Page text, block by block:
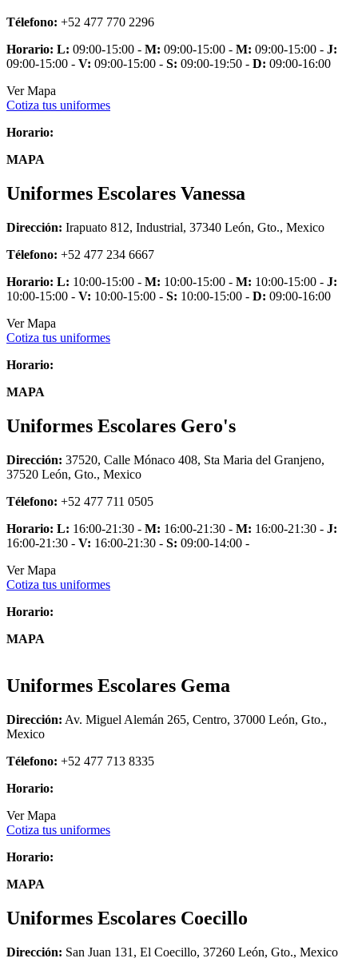
Télefono: +52 477 770 2296
Horario: L: 09:00-15:00 - M: 09:00-15:00 - M: 09:00-15:00 - J:
09:00-15:00 - V: 09:00-15:00 - S: 09:00-19:50 - D: 09:00-16:00
Ver Mapa
Cotiza tus uniformes
Horario:
MAPA
Uniformes Escolares Vanessa
Dirección: Irapuato 812, Industrial, 37340 León, Gto., Mexico
Télefono: +52 477 234 6667
Horario: L: 10:00-15:00 - M: 10:00-15:00 - M: 10:00-15:00 - J:
10:00-15:00 - V: 10:00-15:00 - S: 10:00-15:00 - D: 09:00-16:00
Ver Mapa
Cotiza tus uniformes
Horario:
MAPA
Uniformes Escolares Gero's
Dirección: 37520, Calle Mónaco 408, Sta Maria del Granjeno,
37520 León, Gto., Mexico
Télefono: +52 477 711 0505
Horario: L: 16:00-21:30 - M: 16:00-21:30 - M: 16:00-21:30 - J:
16:00-21:30 - V: 16:00-21:30 - S: 09:00-14:00 -
Ver Mapa
Cotiza tus uniformes
Horario:
MAPA
Uniformes Escolares Gema
Dirección: Av. Miguel Alemán 265, Centro, 37000 León, Gto.,
Mexico
Télefono: +52 477 713 8335
Horario:
Ver Mapa
Cotiza tus uniformes
Horario:
MAPA
Uniformes Escolares Coecillo
Dirección: San Juan 131, El Coecillo, 37260 León, Gto., Mexico